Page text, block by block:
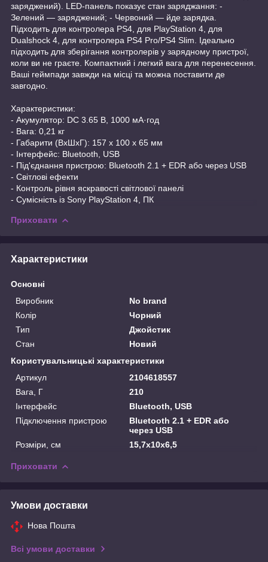
заряджений). LED-панель показує стан заряджання: -
Зелений — заряджений; - Червоний — йде зарядка.
Підходить для контролера PS4, для PlayStation 4, для
Dualshock 4, для контролера PS4 Pro/PS4 Slim. Ідеально
підходить для зберігання контролерів у зарядному пристрої,
коли ви не граєте. Компактний і легкий вага для перенесення.
Ваші геймпади завжди на місці та можна поставити де
завгодно.
Характеристики:
- Акумулятор: DC 3.65 В, 1000 мА·год
- Вага: 0,21 кг
- Габарити (ВхШхГ): 157 x 100 x 65 мм
- Інтерфейс: Bluetooth, USB
- Під'єднання пристрою: Bluetooth 2.1 + EDR або через USB
- Світлові ефекти
- Контроль рівня яскравості світлової панелі
- Сумісність із Sony PlayStation 4, ПК
Приховати
Характеристики
Основні
Виробник
No brand
Колір
Чорний
Тип
Джойстик
Стан
Новий
Користувальницькі характеристики
Артикул
2104618557
Вага, Г
210
Інтерфейс
Bluetooth, USB
Підключення пристрою
Bluetooth 2.1 + EDR або
через USB
Розміри, см
15,7x10x6,5
Приховати
Умови доставки
Нова Пошта
Всі умови доставки